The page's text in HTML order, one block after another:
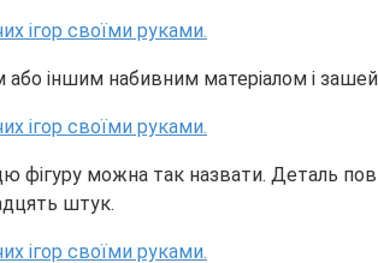
іншим набивним матеріалом і
можна так назвати. Деталь
штук.